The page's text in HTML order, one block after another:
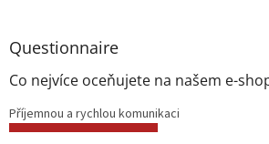
Questionnaire
Co nejvíce oceňujete na našem e-
Příjemnou a rychlou komunikaci